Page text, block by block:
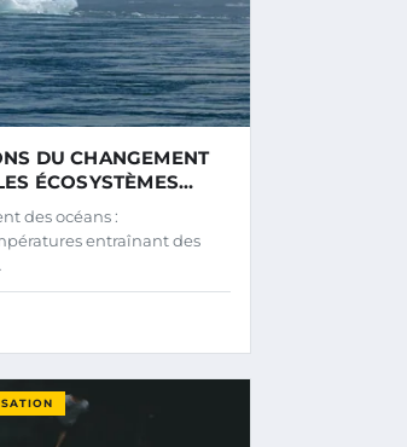
DU CHANGEMENT
ÉCOSYSTÈMES
des océans :
entraînant des